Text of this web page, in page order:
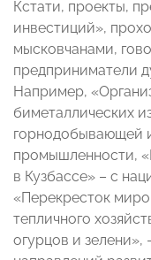
Кстати, проекты,
инвестиций»,
мысковчанами,
предприниматели
Например,
биметаллических
горнодобывающей
промышленности,
в Кузбассе» – с
«Перекресток
тепличного
огурцов и зелени»,